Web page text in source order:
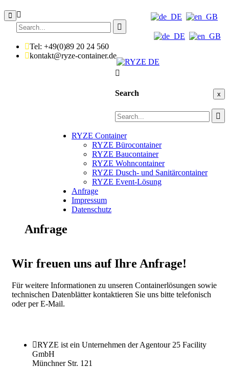
Tel: +49(0)89 20 24 560
kontakt@ryze-container.de
x
Search
RYZE Container
RYZE Bürocontainer
RYZE Baucontainer
RYZE Wohncontainer
RYZE Dusch- und Sanitärcontainer
RYZE Event-Lösung
Anfrage
Impressum
Datenschutz
Anfrage
Wir freuen uns auf Ihre Anfrage!
Für weitere Informationen zu unseren Containerlösungen sowie
technischen Datenblätter kontaktieren Sie uns bitte telefonisch
oder per E-Mail.
RYZE ist ein Unternehmen der Agentour 25 Facility
GmbH
Münchner Str. 121